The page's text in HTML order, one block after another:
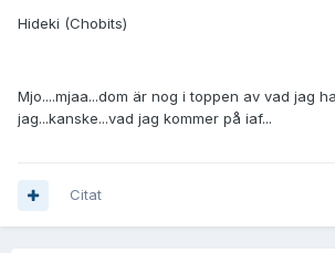
Hideki (Chobits)
Mjo....mjaa...dom är nog i toppen av vad jag
jag...kanske...vad jag kommer på iaf...
Citat